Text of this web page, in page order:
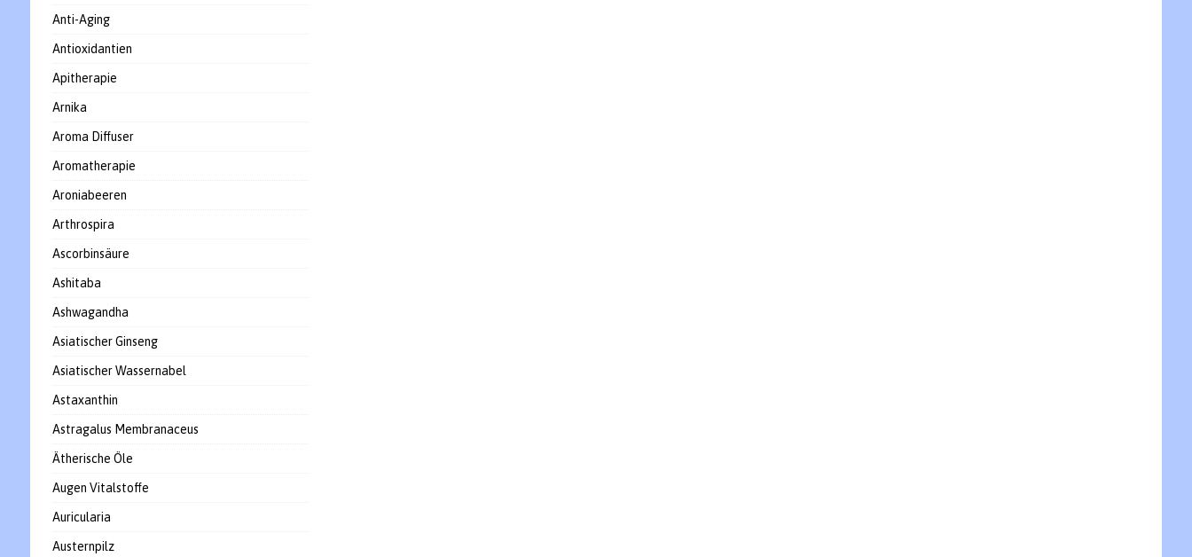
Anti-Aging
Antioxidantien
Apitherapie
Arnika
Aroma Diffuser
Aromatherapie
Aroniabeeren
Arthrospira
Ascorbinsäure
Ashitaba
Ashwagandha
Asiatischer Ginseng
Asiatischer Wassernabel
Astaxanthin
Astragalus Membranaceus
Ätherische Öle
Augen Vitalstoffe
Auricularia
Austernpilz